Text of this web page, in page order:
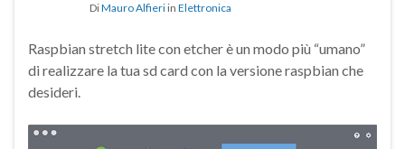
DiMauro Alfieri in Elettronica
Raspbian stretch lite con etcher è un modo più “umano”
di realizzare la tua sd card con la versione raspbian che
desideri.